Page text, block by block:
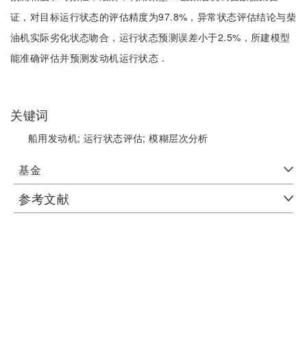
证，对目标运行状态的评估精度为97.8%，异常状态评估结论与柴
油机实际劣化状态吻合，运行状态预测误差小于2.5%，所建模型
能准确评估并预测发动机运行状态．
关键词
船用发动机; 运行状态评估;模糊层次分析
基金
参考文献